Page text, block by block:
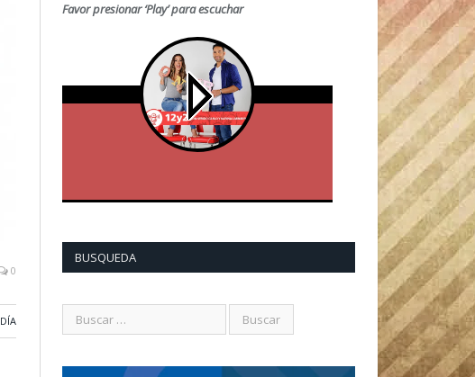
0
Favor presionar ‘Play’ para escuchar
BUSQUEDA